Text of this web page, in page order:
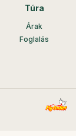
Túra
Árak
Foglalás